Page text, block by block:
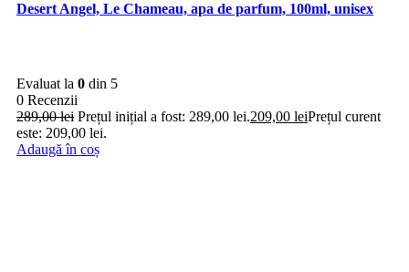
Desert Angel, Le Chameau, apa de parfum, 100ml, unisex
Evaluat la 0 din 5
0 Recenzii
289,00lei Prețul inițial a fost: 289,00 lei.209,00 leiPrețul curent
este: 209,00 lei.
Adaugă în coș